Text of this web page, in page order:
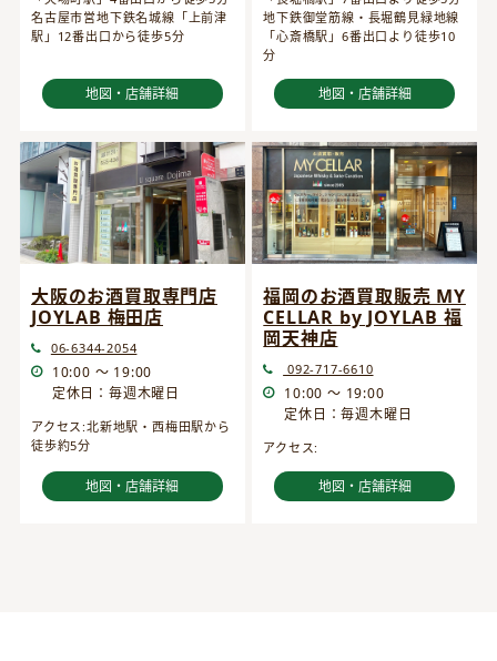
名古屋市営地下鉄名城線「上前津
駅」12番出口から徒歩5分
地図・店舗詳細
地下鉄御堂筋線・長堀鶴見緑地線
「心斎橋駅」6番出口より徒歩10
分
地図・店舗詳細
大阪のお酒買取専門店
JOYLAB 梅田店
06-6344-2054
10:00 ～ 19:00
定休日：毎週木曜日
アクセス:北新地駅・西梅田駅から
徒歩約5分
地図・店舗詳細
福岡のお酒買取販売 MY
CELLAR by JOYLAB 福
岡天神店
092-717-6610
10:00 ～ 19:00
定休日：毎週木曜日
アクセス:
地図・店舗詳細